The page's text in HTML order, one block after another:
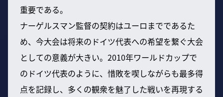
重要である。
ナーゲルスマン監督の契約はユーロまでであるた
め、今大会は将来のドイツ代表への希望を繋ぐ大会
としての意義が大きい。2010年ワールドカップで
のドイツ代表のように、惜敗を喫しながらも最多得
点を記録し、多くの観衆を魅了した戦いを再現する